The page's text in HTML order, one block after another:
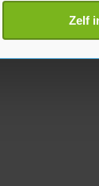
worden
in de
Zelf